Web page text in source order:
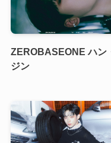
ZEROBASEONE ハン
ジン